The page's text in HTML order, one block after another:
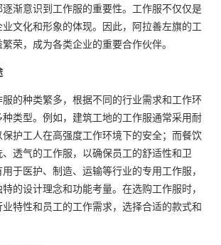
渐意识到工作服的重要性。工作服不仅仅是
文化和形象的体现。因此，阿拉善左旗的工
荣，成为各类企业的重要合作伙伴。
的种类繁多，根据不同的行业需求和工作环
类型。例如，建筑工地的工作服通常采用耐
护工人在高强度工作环境下的安全；而餐饮
透气的工作服，以确保员工的舒适性和卫
于医护、制造、运输等行业的专用工作服，
的设计理念和功能考量。在选购工作服时，
特性和员工的工作需求，选择合适的款式和